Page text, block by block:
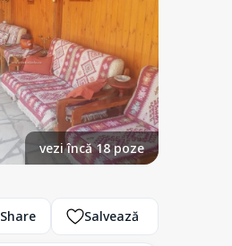
vezi încă 18 poze
Share Salvează